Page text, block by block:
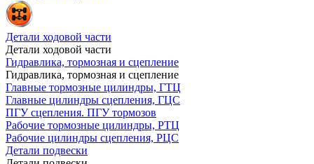
Детали ходовой части
Детали ходовой части
Гидравлика, тормозная и сцепление
Гидравлика, тормозная и сцепление
Главные тормозные цилиндры, ГТЦ
Главные цилиндры сцепления, ГЦС
ПГУ сцепления. ПГУ тормозов
Рабочие тормозные цилиндры, РТЦ
Рабочие цилиндры сцепления, РЦС
Детали подвески